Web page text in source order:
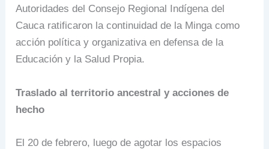
Autoridades del Consejo Regional Indígena del
Cauca ratificaron la continuidad de la Minga como
acción política y organizativa en defensa de la
Educación y la Salud Propia.
Traslado al territorio ancestral y acciones de
hecho
El 20 de febrero, luego de agotar los espacios